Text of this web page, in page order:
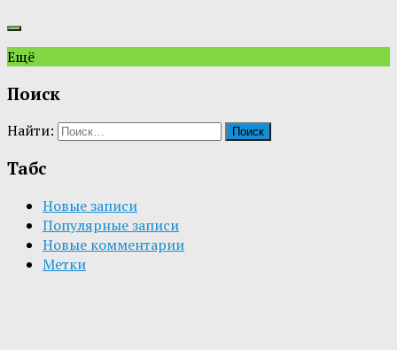
Ещё
Поиск
Найти:
Табс
Новые записи
Популярные записи
Новые комментарии
Метки